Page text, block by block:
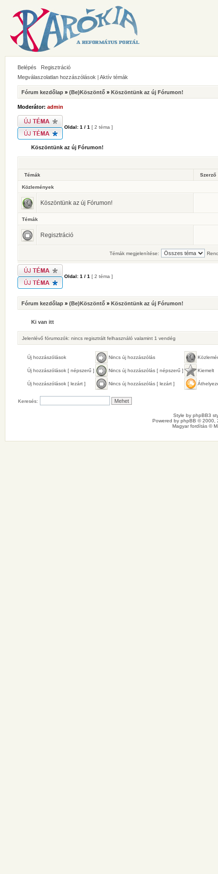
Belépés
Regisztráció
Megválaszolatlan hozzászólások | Aktív témák
Fórum kezdőlap » (Be)Köszöntő » Köszöntünk az új Fórumon!
Moderátor: admin
Oldal: 1 / 1 [ 2 téma ]
Köszöntünk az új Fórumon!
Témák Szerző
Közlemények
Köszöntünk az új Fórumon!
Témák
Regisztráció
Témák megjelenítése:
Oldal: 1 / 1 [ 2 téma ]
Fórum kezdőlap » (Be)Köszöntő » Köszöntünk az új Fórumon!
Ki van itt
Jelenlévő fórumozók: nincs regisztrált felhasználó valamint 1 vendég
Új hozzászólások Nincs új hozzászólás
Új hozzászólások [ népszerű ] Nincs új hozzászólás [ népszerű ] Kiemelt
Új hozzászólások [ lezárt ] Nincs új hozzászólás [ lezárt ]
Keresés:
Style by phpBB3
Powered by phpBB © 2000,
Magyar fordítás ©